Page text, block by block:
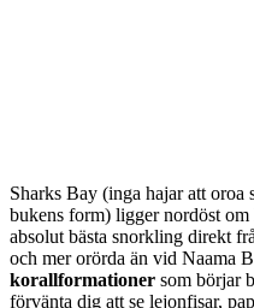
Sharks Bay (inga hajar att
bukens form) ligger nordöst
absolut bästa snorkling direkt
och mer orörda än vid Naama
korallformationer som börjar
förvänta dig att se lejonfisar,